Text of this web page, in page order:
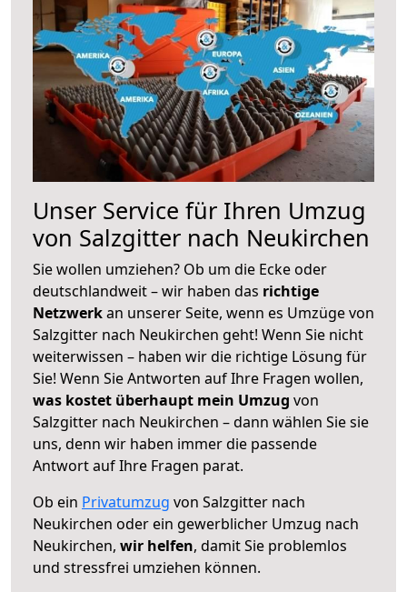
Unser Service für Ihren Umzug
von Salzgitter nach Neukirchen
Sie wollen umziehen? Ob um die Ecke oder
deutschlandweit – wir haben das richtige
Netzwerkan unserer Seite, wenn es Umzüge von
Salzgitter nach Neukirchen geht! Wenn Sie nicht
weiterwissen – haben wir die richtige Lösung für
Sie! Wenn Sie Antworten auf Ihre Fragen wollen,
was kostet überhaupt mein Umzug von
Salzgitter nach Neukirchen – dann wählen Sie sie
uns, denn wir haben immer die passende
Antwort auf Ihre Fragen parat.
Ob ein Privatumzug von Salzgitter nach
Neukirchen oder ein gewerblicher Umzug nach
Neukirchen, wir helfen, damit Sie problemlos
und stressfrei umziehen können.